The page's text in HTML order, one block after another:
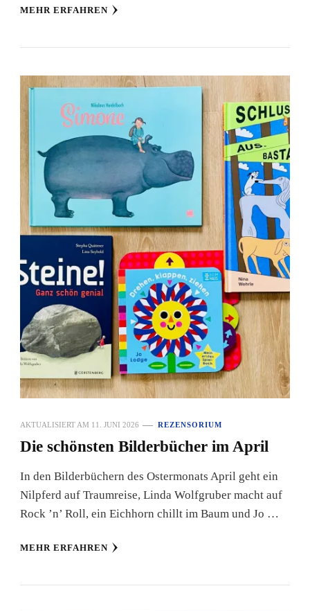
MEHR ERFAHREN
AKTUALISIERT AM 11. JUNI 2026 REZENSORIUM
Die schönsten Bilderbücher im April
In den Bilderbüchern des Ostermonats April geht ein
Nilpferd auf Traumreise, Linda Wolfgruber macht auf
Rock ’n’ Roll, ein Eichhorn chillt im Baum und Jo …
MEHR ERFAHREN